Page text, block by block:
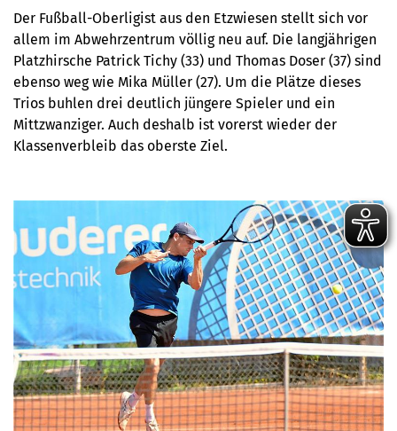
Der Fußball-Oberligist aus den Etzwiesen stellt sich vor
allem im Abwehrzentrum völlig neu auf. Die langjährigen
Platzhirsche Patrick Tichy (33) und Thomas Doser (37) sind
ebenso weg wie Mika Müller (27). Um die Plätze dieses
Trios buhlen drei deutlich jüngere Spieler und ein
Mittzwanziger. Auch deshalb ist vorerst wieder der
Klassenverbleib das oberste Ziel.